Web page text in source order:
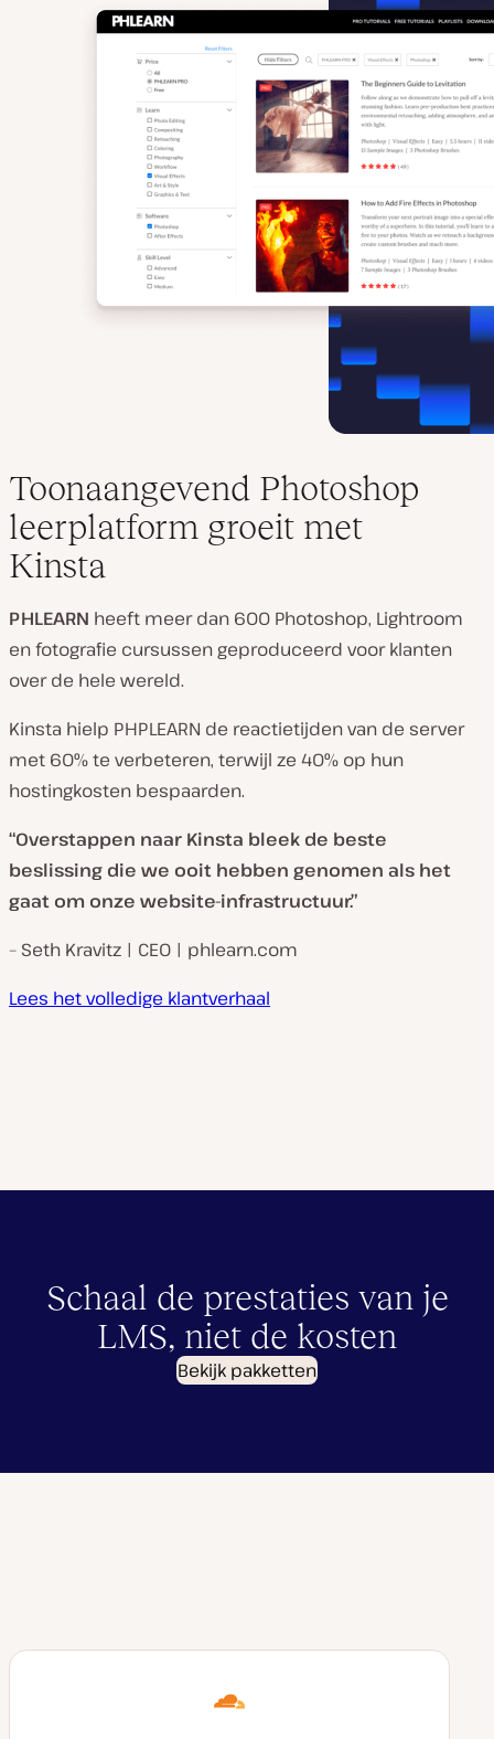
Toonaangevend Photoshop
leerplatform groeit met
Kinsta
PHLEARN heeft meer dan 600 Photoshop, Lightroom
en fotografie cursussen geproduceerd voor klanten
over de hele wereld.
Kinsta hielp PHPLEARN de reactietijden van de server
met 60% te verbeteren, terwijl ze 40% op hun
hostingkosten bespaarden.
“Overstappen naar Kinsta bleek de beste
beslissing die we ooit hebben genomen als het
gaat om onze website-infrastructuur.”
– Seth Kravitz | CEO | phlearn.com
Lees het volledige klantverhaal
Schaal de prestaties van je
LMS, niet de kosten
Bekijk pakketten